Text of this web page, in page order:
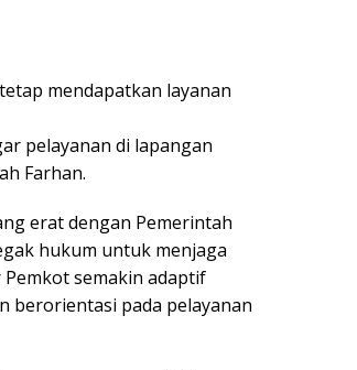
mendapatkan layanan
pelayanan di lapangan
Farhan.
erat dengan Pemerintah
hukum untuk menjaga
semakin adaptif
berorientasi pada pelayanan